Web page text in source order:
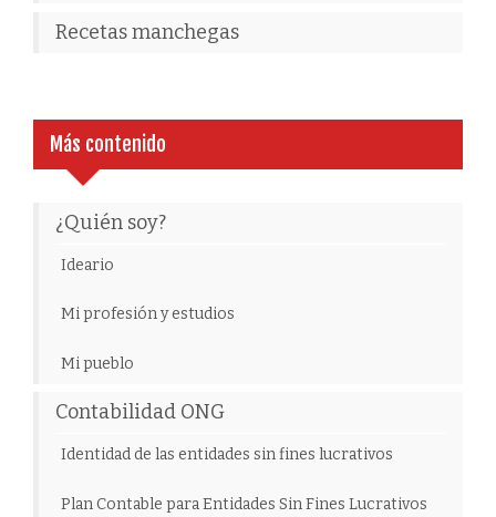
Recetas manchegas
Más contenido
¿Quién soy?
Ideario
Mi profesión y estudios
Mi pueblo
Contabilidad ONG
Identidad de las entidades sin fines lucrativos
Plan Contable para Entidades Sin Fines Lucrativos